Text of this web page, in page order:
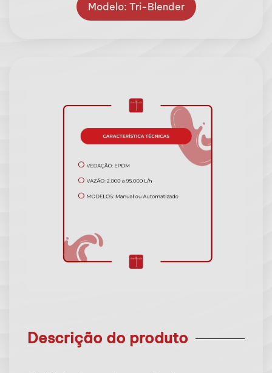
Modelo: Tri-Blender
Descrição do produto